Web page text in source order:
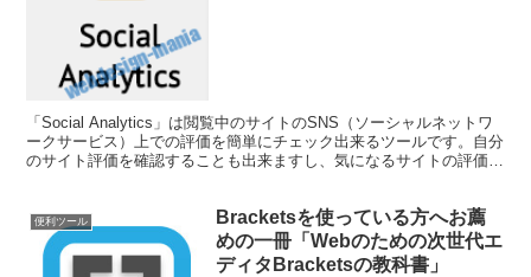
「Social Analytics」は閲覧中のサイトのSNS（ソーシャルネットワ
ークサービス）上での評価を簡単にチェック出来るツールです。自分
のサイト評価を確認することも出来ますし、気になるサイトの評価確
便利ツール
Bracketsを使っている方へお薦
めの一冊「Webのための次世代エ
ディタBracketsの教科書」